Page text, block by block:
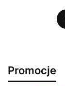
Promocje